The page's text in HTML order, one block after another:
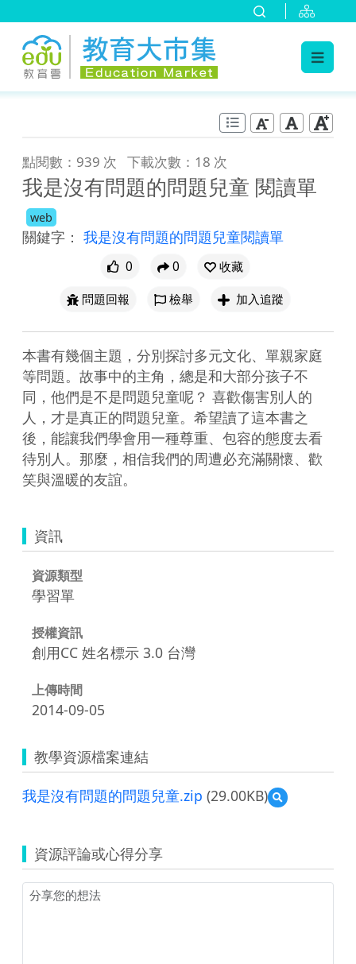
點閱數：939 次 下載次數：18 次
我是沒有問題的問題兒童 閱讀單
web
關鍵字： 我是沒有問題的問題兒童閱讀單
0 0
收藏
問題回報
檢舉 加入追蹤
本書有幾個主題，分別探討多元文化、單親家庭
等問題。故事中的主角，總是和大部分孩子不
同，他們是不是問題兒童呢？ 喜歡傷害別人的
人，才是真正的問題兒童。希望讀了這本書之
後，能讓我們學會用一種尊重、包容的態度去看
待別人。那麼，相信我們的周遭必充滿關懷、歡
資訊
資源類型
學習單
授權資訊
創用CC 姓名標示 3.0 台灣
上傳時間
2014-09-05
教學資源檔案連結
我是沒有問題的問題兒童.zip (29.00KB)
預
覽
有
問
資源評論或心得分享